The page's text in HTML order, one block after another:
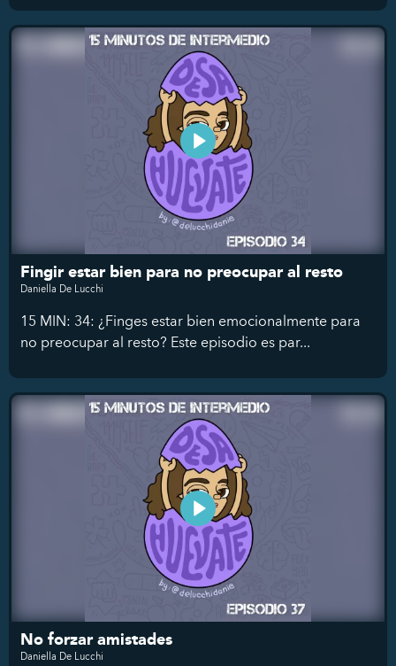
Fingir estar bien para no preocupar al resto
Daniella De Lucchi
15 MIN: 34: ¿Finges estar bien emocionalmente para
no preocupar al resto? Este episodio es par...
No forzar amistades
Daniella De Lucchi